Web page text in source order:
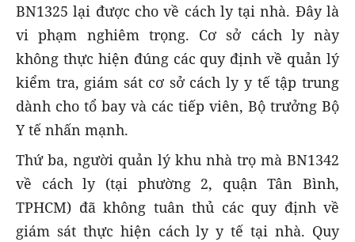
BN1325 lại được cho về cách ly tại nhà. Đây là
vi phạm nghiêm trọng. Cơ sở cách ly này
không thực hiện đúng các quy định về quản lý
kiểm tra, giám sát cơ sở cách ly y tế tập trung
dành cho tổ bay và các tiếp viên, Bộ trưởng Bộ
Y tế nhấn mạnh.
Thứ ba, người quản lý khu nhà trọ mà BN1342
về cách ly (tại phường 2, quận Tân Bình,
TPHCM) đã không tuân thủ các quy định về
giám sát thực hiện cách ly y tế tại nhà. Quy